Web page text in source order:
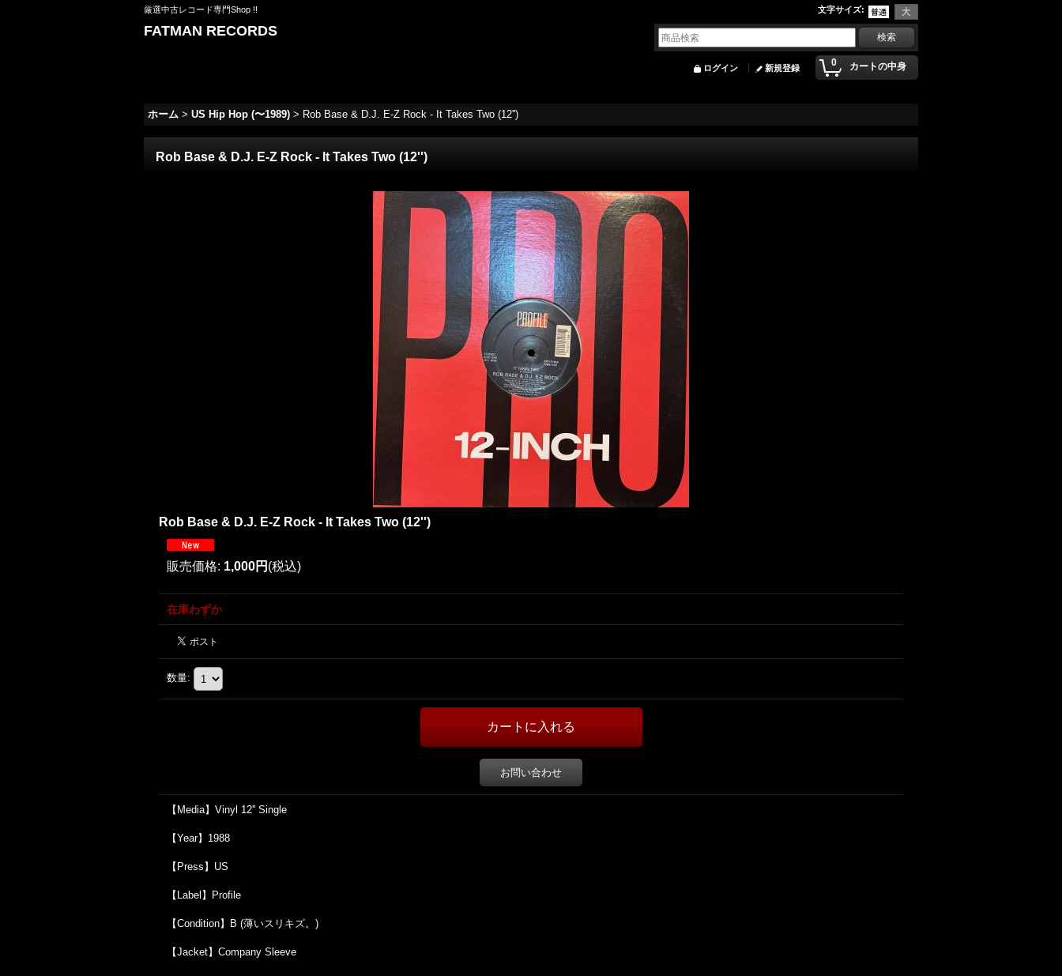
厳選中古レコード専門Shop !! 文字サイズ:
FATMAN RECORDS
0 カートの中身
ログイン 新規登録
ホーム > US Hip Hop (〜1989) > Rob Base & D.J. E-Z Rock - It Takes Two (12'')
Rob Base & D.J. E-Z Rock - It Takes Two (12'')
Rob Base & D.J. E-Z Rock - It Takes Two (12'')
販売価格: 1,000円 (税込)
在庫わずか
数量:
お問い合わせ
【Media】Vinyl 12'' Single
【Year】1988
【Press】US
【Label】Profile
【Condition】B (薄いスリキズ。)
【Jacket】Company Sleeve